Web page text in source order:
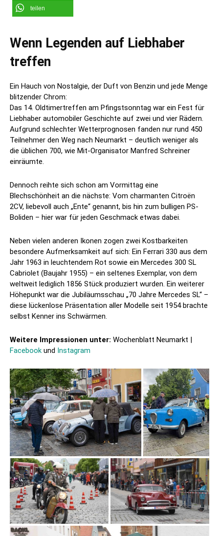
teilen
Wenn Legenden auf Liebhaber
treffen
Ein Hauch von Nostalgie, der Duft von Benzin und jede Menge
blitzender Chrom:
Das 14. Oldtimertreffen am Pfingstsonntag war ein Fest für
Liebhaber automobiler Geschichte auf zwei und vier Rädern.
Aufgrund schlechter Wetterprognosen fanden nur rund 450
Teilnehmer den Weg nach Neumarkt – deutlich weniger als
die üblichen 700, wie Mit-Organisator Manfred Schreiner
einräumte.
Dennoch reihte sich schon am Vormittag eine
Blechschönheit an die nächste: Vom charmanten Citroën
2CV, liebevoll auch „Ente“ genannt, bis hin zum bulligen PS-
Boliden – hier war für jeden Geschmack etwas dabei.
Neben vielen anderen Ikonen zogen zwei Kostbarkeiten
besondere Aufmerksamkeit auf sich: Ein Ferrari 330 aus dem
Jahr 1963 in leuchtendem Rot sowie ein Mercedes 300 SL
Cabriolet (Baujahr 1955) – ein seltenes Exemplar, von dem
weltweit lediglich 1856 Stück produziert wurden. Ein weiterer
Höhepunkt war die Jubiläumsschau „70 Jahre Mercedes SL“ –
diese lückenlose Präsentation aller Modelle seit 1954 brachte
selbst Kenner ins Schwärmen.
Weitere Impressionen unter: Wochenblatt Neumarkt |
Facebook und Instagram